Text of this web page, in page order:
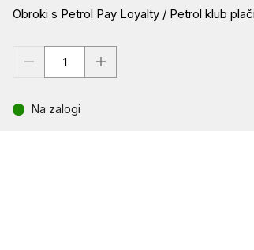
Obroki s Petrol Pay Loyalty / Petrol klub
Na zalogi